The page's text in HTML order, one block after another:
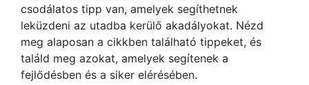
csodálatos tipp van, amelyek segíthetnek
leküzdeni az utadba kerülő akadályokat. Nézd
meg alaposan a cikkben található tippeket, és
találd meg azokat, amelyek segítenek a
fejlődésben és a siker elérésében.